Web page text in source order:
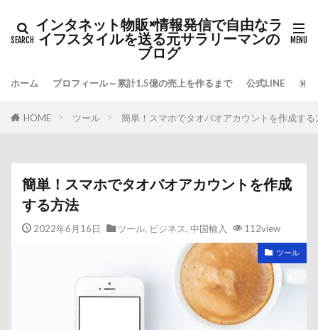
インタネット物販×情報発信で自由なラ
イフスタイルを送る元サラリーマンの
ブログ
ホーム プロフィール～累計1.5億の売上を作るまで 公式LINE 無
HOME ツール 簡単！スマホでタオバオアカウントを作成する
簡単！スマホでタオバオアカウントを作成
する方法
2022年6月16日 ツール, ビジネス, 中国輸入 112view
ツール